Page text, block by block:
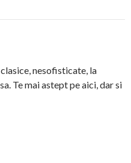
nesofisticate, la
Te mai astept pe aici, dar si